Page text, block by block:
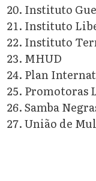
Instituto
Instituto
Instituto
MHUD
Plan
Promotoras
Samba
União de